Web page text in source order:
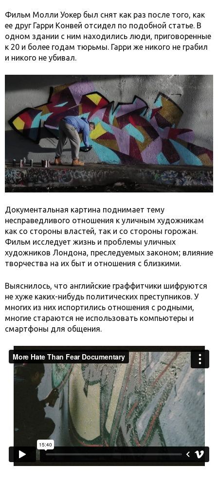
Фильм Молли Уокер был снят как раз после того, как
ее друг Гарри Конвей отсидел по подобной статье. В
одном здании с ним находились люди, приговоренные
к 20 и более годам тюрьмы. Гарри же никого не грабил
и никого не убивал.
Документальная картина поднимает тему
несправедливого отношения к уличным художникам
как со стороны властей, так и со стороны горожан.
Фильм исследует жизнь и проблемы уличных
художников Лондона, преследуемых законом; влияние
творчества на их быт и отношения с близкими.
Выяснилось, что английские граффитчики шифруются
не хуже каких-нибудь политических преступников. У
многих из них испортились отношения с родными,
многие стараются не использовать компьютеры и
смартфоны для общения.